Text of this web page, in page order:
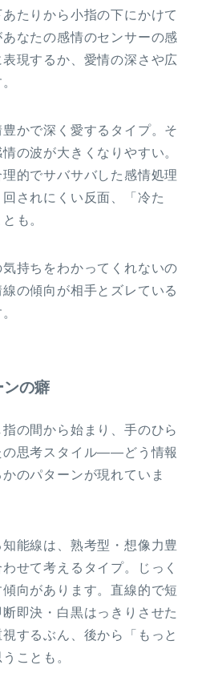
たりから小指の下にかけて
なたの感情のセンサーの感
現するか、愛情の深さや広
かで深く愛するタイプ。そ
の波が大きくなりやすい。
的でサバサバした感情処理
されにくい反面、「冷た
も。
気持ちをわかってくれないの
の傾向が相手とズレている
ンの癖
の間から始まり、手のひら
の思考スタイル——どう情報
のパターンが現れていま
能線は、熟考型・想像力豊
せて考えるタイプ。じっく
向があります。直線的で短
即決・白黒はっきりさせた
するぶん、後から「もっと
ことも。